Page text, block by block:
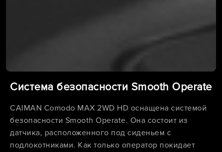
Система безопасности Smooth Operate
CAIMAN Comodo MAX 2WD HD оснащена системой
безопасности Smooth Operate. Она состоит из
датчика, расположенного под сиденьем с
подлокотниками. Как только оператор покидает